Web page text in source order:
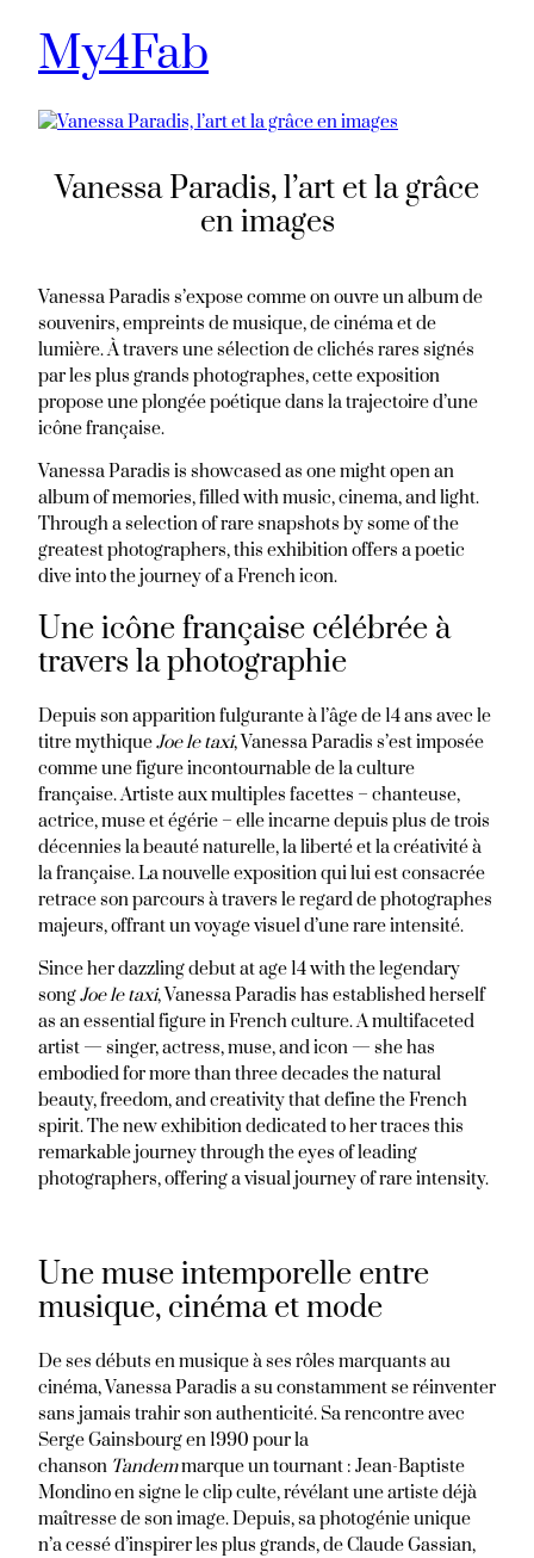
AllerMy4Fab
Vanessa Paradis, l’art et la grâce
en images
Vanessa Paradis s’expose comme on ouvre un album de
souvenirs, empreints de musique, de cinéma et de
lumière. À travers une sélection de clichés rares signés
par les plus grands photographes, cette exposition
propose une plongée poétique dans la trajectoire d’une
icône française.
Vanessa Paradis is showcased as one might open an
album of memories, filled with music, cinema, and light.
Through a selection of rare snapshots by some of the
greatest photographers, this exhibition offers a poetic
dive into the journey of a French icon.
Une icône française célébrée à
travers la photographie
Depuis son apparition fulgurante à l’âge de 14 ans avec le
titre mythiqueJoe le taxi, Vanessa Paradis s’est imposée
comme une figure incontournable de la culture
française. Artiste aux multiples facettes – chanteuse,
actrice, muse et égérie – elle incarne depuis plus de trois
décennies la beauté naturelle, la liberté et la créativité à
la française. La nouvelle exposition qui lui est consacrée
retrace son parcours à travers le regard de photographes
majeurs, offrant un voyage visuel d’une rare intensité.
Since her dazzling debut at age 14 with the legendary
songJoe le taxi, Vanessa Paradis has established herself
as an essential figure in French culture. A multifaceted
artist — singer, actress, muse, and icon — she has
embodied for more than three decades the natural
beauty, freedom, and creativity that define the French
spirit. The new exhibition dedicated to her traces this
remarkable journey through the eyes of leading
photographers, offering a visual journey of rare intensity.
Une muse intemporelle entre
musique, cinéma et mode
De ses débuts en musique à ses rôles marquants au
cinéma, Vanessa Paradis a su constamment se réinventer
sans jamais trahir son authenticité. Sa rencontre avec
Serge Gainsbourg en 1990 pour la
chanson Tandemmarque un tournant : Jean-Baptiste
Mondino en signe le clip culte, révélant une artiste déjà
maîtresse de son image. Depuis, sa photogénie unique
n’a cessé d’inspirer les plus grands, de Claude Gassian,